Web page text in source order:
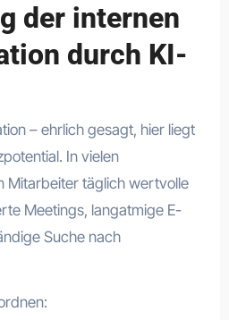
der internen
durch KI-
– ehrlich gesagt, hier liegt
In vielen
Mitarbeiter täglich wertvolle
Meetings, langatmige E-
Suche nach